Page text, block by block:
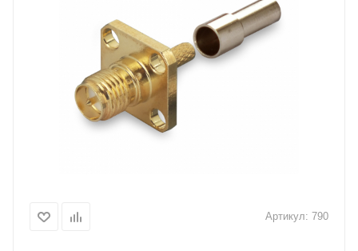
Артикул: 790